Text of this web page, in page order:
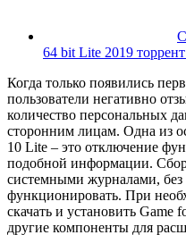
64 bit Lite 2019
Когда только появились
пользователи негативно
количество персональных
сторонним лицам. Одна из
10 Lite – это отключение
подобной информации.
системными журналами,
функционировать. При
скачать и установить
другие компоненты для